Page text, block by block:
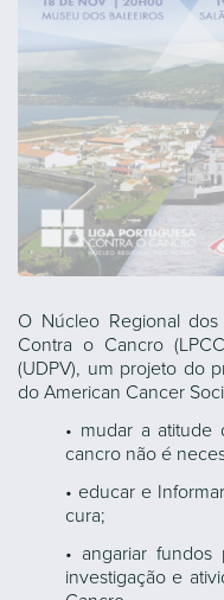
O Núcleo Regional
Contra o Cancro
(UDPV), um projeto do
do American Cancer
• mudar a
cancro não é
• educar e
cura;
• angariar
investigação e